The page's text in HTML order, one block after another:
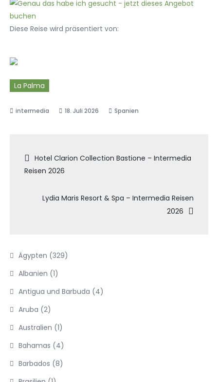
Diese Reise wird präsentiert von:
La Palma
18. Juli 2026 Spanien
Beitragsnavigation
Hotel Clarion Collection Bastione – Intermedia
Reisen 2026
Lydia Maris Resort & Spa – Intermedia Reisen
2026
Ägypten (329)
Albanien (1)
Antigua und Barbuda (4)
Aruba (2)
Australien (1)
Bahamas (4)
Barbados (8)